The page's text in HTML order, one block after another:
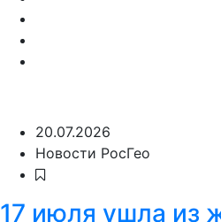
20.07.2026
Новости РосГео
17 июля ушла из